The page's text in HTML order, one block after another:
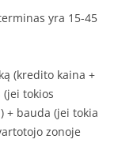
yra 15-45
(kredito kaina +
tokios
+ bauda (jei tokia
zonoje